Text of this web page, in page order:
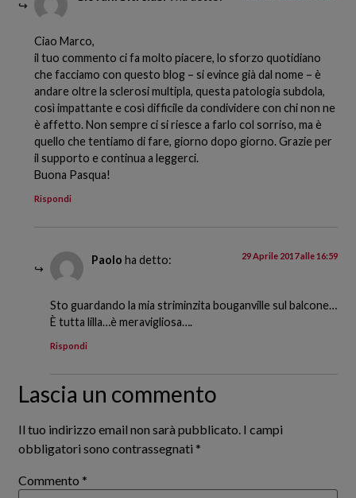
Ciao Marco,
il tuo commento ci fa molto piacere, lo sforzo quotidiano
che facciamo con questo blog – si evince già dal nome – è
andare oltre la sclerosi multipla, questa patologia subdola,
così impattante e così difficile da condividere con chi non ne
è affetto. Non sempre ci si riesce a farlo col sorriso, ma è
quello che tentiamo di fare, giorno dopo giorno. Grazie per
il supporto e continua a leggerci.
Buona Pasqua!
Rispondi
Paolo ha detto: 29 Aprile 2017 alle 16:59
Sto guardando la mia striminzita bouganville sul balcone…
È tutta lilla…è meravigliosa….
Rispondi
Lascia un commento
Il tuo indirizzo email non sarà pubblicato. I campi
obbligatori sono contrassegnati *
Commento *